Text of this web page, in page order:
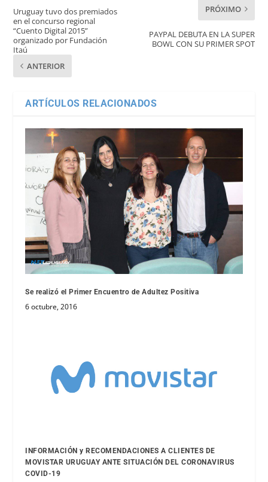
Uruguay tuvo dos premiados
en el concurso regional
“Cuento Digital 2015”
organizado por Fundación
Itaú
ANTERIOR
PRÓXIMO
PAYPAL DEBUTA EN LA SUPER
BOWL CON SU PRIMER SPOT
ARTÍCULOS RELACIONADOS
Se realizó el Primer Encuentro de Adultez Positiva
6 octubre, 2016
INFORMACIÓN y RECOMENDACIONES A CLIENTES DE
MOVISTAR URUGUAY ANTE SITUACIÓN DEL CORONAVIRUS
COVID-19